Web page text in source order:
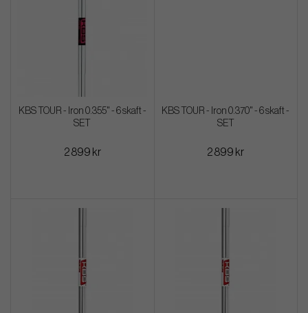
KBS TOUR - Iron 0.355" - 6 skaft -
SET
2 899 kr
KBS TOUR - Iron 0.370" - 6 skaft -
SET
2 899 kr